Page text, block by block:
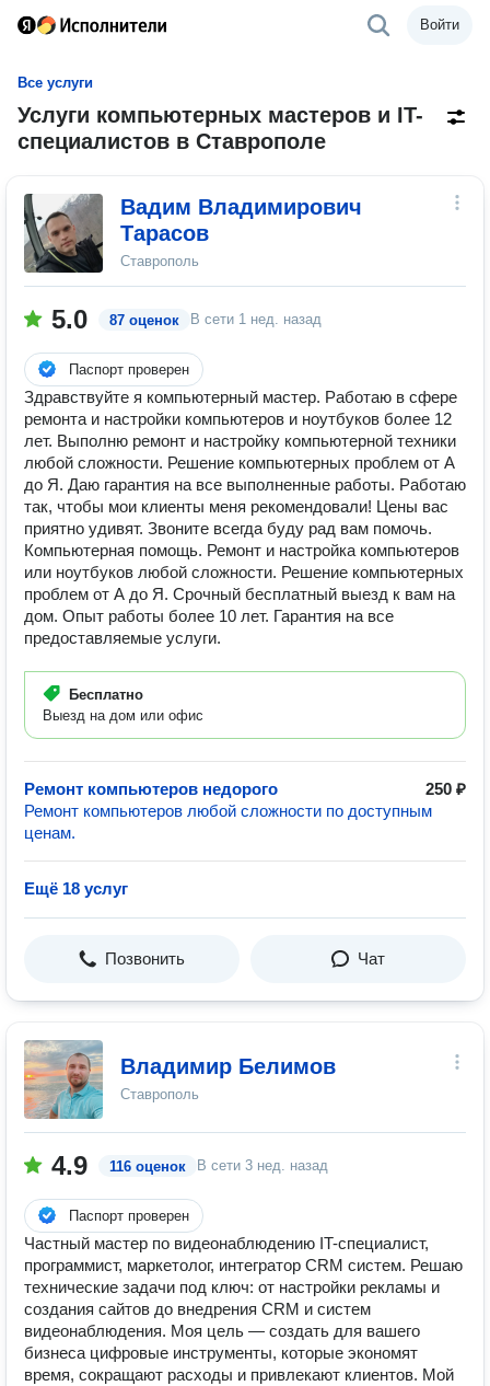
Войти
Все услуги
Услуги компьютерных мастеров и IT-
специалистов в Ставрополе
Вадим Владимирович
Тарасов
Ставрополь
5.0 87 оценок В сети 1 нед. назад
Паспорт проверен
Здравствуйте я компьютерный мастер. Работаю в сфере
ремонта и настройки компьютеров и ноутбуков более 12
лет. Выполню ремонт и настройку компьютерной техники
любой сложности. Решение компьютерных проблем от А
до Я. Даю гарантия на все выполненные работы. Работаю
так, чтобы мои клиенты меня рекомендовали! Цены вас
приятно удивят. Звоните всегда буду рад вам помочь.
Компьютерная помощь. Ремонт и настройка компьютеров
или ноутбуков любой сложности. Решение компьютерных
проблем от А до Я. Срочный бесплатный выезд к вам на
дом. Опыт работы более 10 лет. Гарантия на все
предоставляемые услуги.
Бесплатно
Выезд на дом или офис
Ремонт компьютеров недорого
250 ₽
Ремонт компьютеров любой сложности по доступным
ценам.
Ещё 18 услуг
Позвонить Чат
Владимир Белимов
Ставрополь
4.9 116 оценок В сети 3 нед. назад
Паспорт проверен
Частный мастер по видеонаблюдению IT-специалист,
программист, маркетолог, интегратор CRM систем. Решаю
технические задачи под ключ: от настройки рекламы и
создания сайтов до внедрения CRM и систем
видеонаблюдения. Моя цель — создать для вашего
бизнеса цифровые инструменты, которые экономят
время, сокращают расходы и привлекают клиентов. Мой